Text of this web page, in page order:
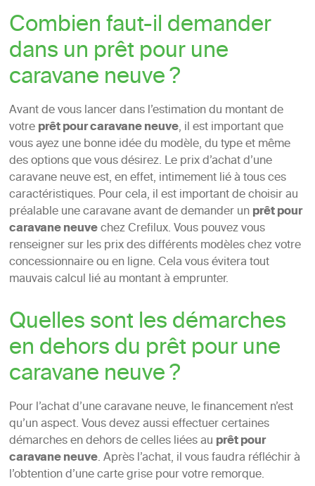
Combien faut-il demander
dans un prêt pour une
caravane neuve ?
Avant de vous lancer dans l’estimation du montant de
votreprêt pour caravane neuve, il est important que
vous ayez une bonne idée du modèle, du type et même
des options que vous désirez. Le prix d’achat d’une
caravane neuve est, en effet, intimement lié à tous ces
caractéristiques. Pour cela, il est important de choisir au
préalable une caravane avant de demander unprêt pour
caravane neuvechez Crefilux. Vous pouvez vous
renseigner sur les prix des différents modèles chez votre
concessionnaire ou en ligne. Cela vous évitera tout
mauvais calcul lié au montant à emprunter.
Quelles sont les démarches
en dehors du prêt pour une
caravane neuve ?
Pour l’achat d’une caravane neuve, le financement n’est
qu’un aspect. Vous devez aussi effectuer certaines
démarches en dehors de celles liées au prêt pour
caravane neuve. Après l’achat, il vous faudra réfléchir à
l’obtention d’une carte grise pour votre remorque.